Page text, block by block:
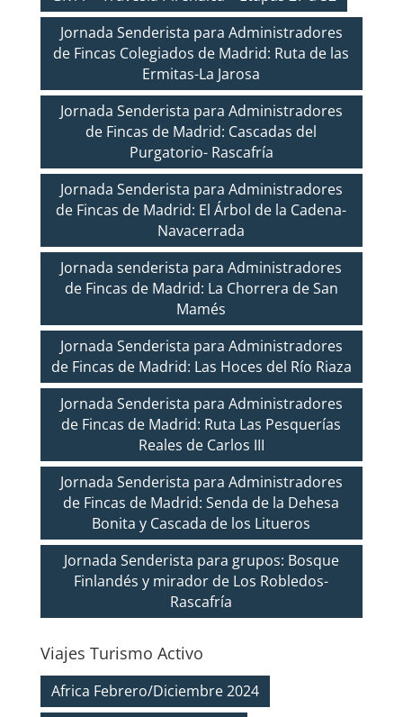
Jornada Senderista para Administradores
de Fincas Colegiados de Madrid: Ruta de las
Ermitas-La Jarosa
Jornada Senderista para Administradores
de Fincas de Madrid: Cascadas del
Purgatorio- Rascafría
Jornada Senderista para Administradores
de Fincas de Madrid: El Árbol de la Cadena-
Navacerrada
Jornada senderista para Administradores
de Fincas de Madrid: La Chorrera de San
Mamés
Jornada Senderista para Administradores
de Fincas de Madrid: Las Hoces del Río Riaza
Jornada Senderista para Administradores
de Fincas de Madrid: Ruta Las Pesquerías
Reales de Carlos III
Jornada Senderista para Administradores
de Fincas de Madrid: Senda de la Dehesa
Bonita y Cascada de los Litueros
Jornada Senderista para grupos: Bosque
Finlandés y mirador de Los Robledos-
Rascafría
Viajes Turismo Activo
Africa Febrero/Diciembre 2024